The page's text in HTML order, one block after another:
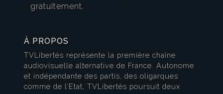
gratuitement.
À PROPOS
TVLibertés représente la première chaîne
audiovisuelle alternative de France. Autonome
et indépendante des partis, des oligarques
comme de l’Etat, TVLibertés poursuit deux